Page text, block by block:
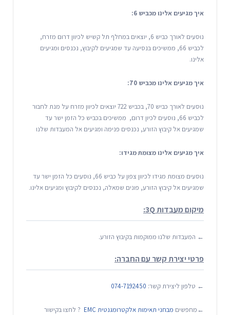
איך מגיעים אלינו מכביש 6:
נוסעים לאורך כביש 6, יוצאים במחלף תל קשיש לכיוון דרום מזרח,
לכביש 66, ממשיכים בנסיעה עד שמגיעים לקיבוץ, נכנסים ומגיעים
אלינו.
איך מגיעים אלינו מכביש 70:
נוסעים לאורך כביש 70, בכביש 722 יוצאים לכיוון מזרח על מנת לחבור
לכביש 66, נוסעים לכיון דרום, ממשיכים בכביש כל הזמן ישר עד
שמגיעים אל קיבוץ הזורע, נכנסים פנימה ומגיעים אל המעבדות שלנו
איך מגיעים אלינו מצומת מגידו:
נוסעים מצומת מגידו לכיוון צפון על כביש 66, נוסעים כל הזמן ישר עד
שמגיעים אל קיבוץ הזורע, פונים שמאלה, נכנסים לקיבוץ ומגיעים אלינו.
מיקום מעבדות 3Q:
← המעבדות שלנו ממוקמות בקיבוץ הזורע.
פרטי יצירת קשר עם החברה:
← טלפון ליצירת קשר: 074-7192450
←מחפשים מבחני תאימות אלקטרומגנטית EMC
? לחצו בקישור